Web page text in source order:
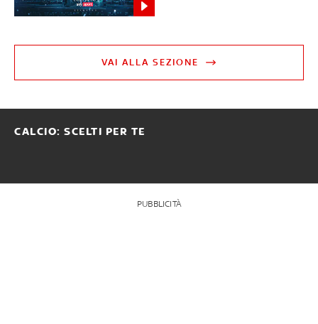
VAI ALLA SEZIONE
CALCIO: SCELTI PER TE
PUBBLICITÀ